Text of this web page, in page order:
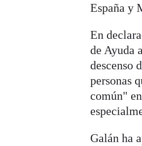
España y
En
de Ayuda
descenso
personas
común"
Galán ha